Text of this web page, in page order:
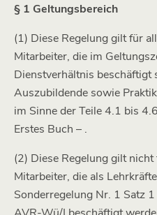
§ 1 Geltungsbereich
(1) Diese Regelung gilt für
Mitarbeiter, die im
Dienstverhältnis beschäftigt
Auszubildende sowie
im Sinne der Teile 4.1 bis
Erstes Buch – .
(2) Diese Regelung gilt
Mitarbeiter, die als
Sonderregelung Nr. 1 Satz